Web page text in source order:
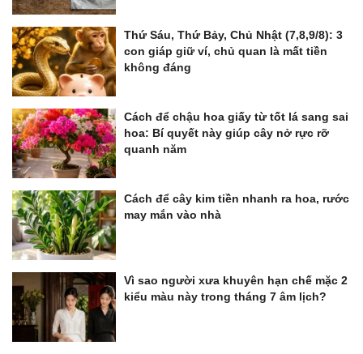
Thứ Sáu, Thứ Bảy, Chủ Nhật (7,8,9/8): 3
con giáp giữ ví, chủ quan là mất tiền
không đáng
Cách để chậu hoa giấy từ tốt lá sang sai
hoa: Bí quyết này giúp cây nở rực rỡ
quanh năm
Cách để cây kim tiền nhanh ra hoa, rước
may mắn vào nhà
Vì sao người xưa khuyên hạn chế mặc 2
kiểu màu này trong tháng 7 âm lịch?